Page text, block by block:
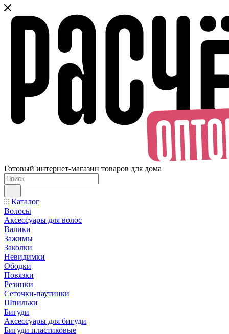
Готовый интернет-магазин товаров для дома
Каталог
Волосы
Аксессуары для волос
Валики
Зажимы
Заколки
Невидимки
Ободки
Повязки
Резинки
Сеточки-паутинки
Шпильки
Бигуди
Аксессуары для бигуди
Бигуди пластиковые